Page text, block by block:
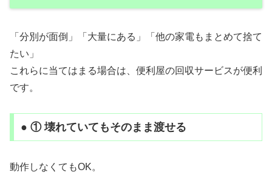
「分別が面倒」「大量にある」「他の家電もまとめて捨て
たい」
これらに当てはまる場合は、便利屋の回収サービスが便利
です。
● ① 壊れていてもそのまま渡せる
動作しなくてもOK。